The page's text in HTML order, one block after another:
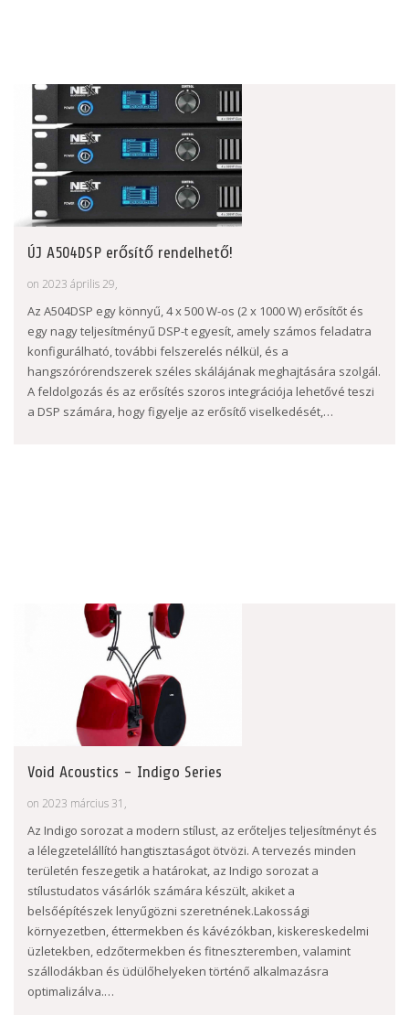
ÚJ A504DSP erősítő rendelhető!
on 2023 április 29,
Az A504DSP egy könnyű, 4 x 500 W-os (2 x 1000 W) erősítőt és
egy nagy teljesítményű DSP-t egyesít, amely számos feladatra
konfigurálható, további felszerelés nélkül, és a
hangszórórendszerek széles skálájának meghajtására szolgál.
A feldolgozás és az erősítés szoros integrációja lehetővé teszi
a DSP számára, hogy figyelje az erősítő viselkedését,…
Void Acoustics - Indigo Series
on 2023 március 31,
Az Indigo sorozat a modern stílust, az erőteljes teljesítményt és
a lélegzetelállító hangtisztaságot ötvözi. A tervezés minden
területén feszegetik a határokat, az Indigo sorozat a
stílustudatos vásárlók számára készült, akiket a
belsőépítészek lenyűgözni szeretnének.Lakossági
környezetben, éttermekben és kávézókban, kiskereskedelmi
üzletekben, edzőtermekben és fitneszteremben, valamint
szállodákban és üdülőhelyeken történő alkalmazásra
optimalizálva.…